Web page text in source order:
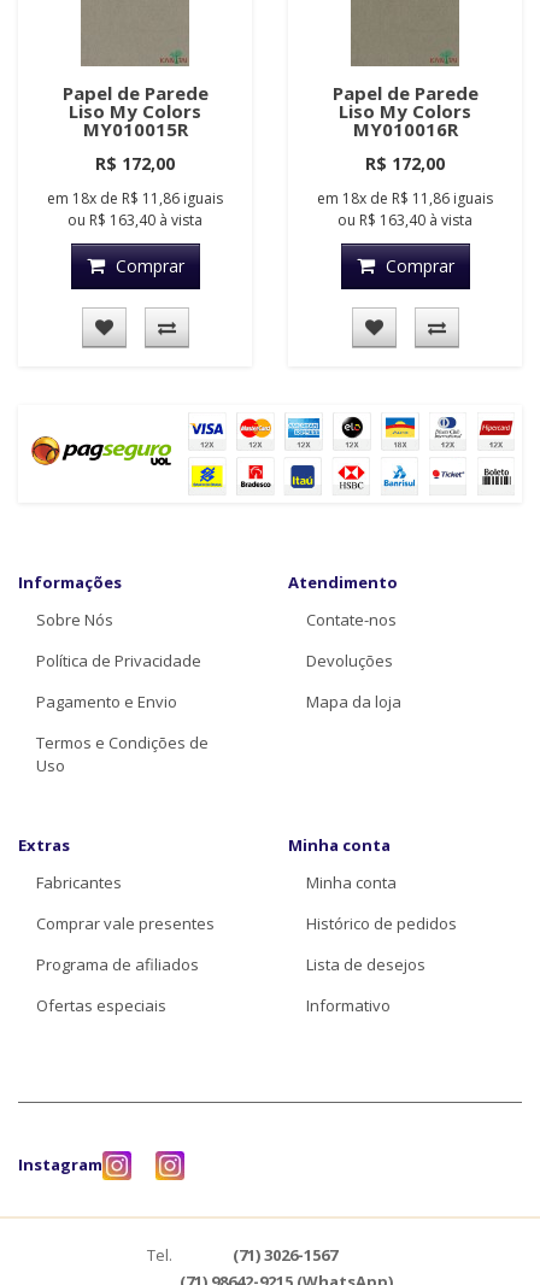
Papel de Parede
Liso My Colors
MY010015R
R$ 172,00
em 18x de R$ 11,86 iguais
ou R$ 163,40 à vista
Comprar
Papel de Parede
Liso My Colors
MY010016R
R$ 172,00
em 18x de R$ 11,86 iguais
ou R$ 163,40 à vista
Comprar
Informações
Sobre Nós
Política de Privacidade
Pagamento e Envio
Termos e Condições de
Uso
Atendimento
Contate-nos
Devoluções
Mapa da loja
Extras
Fabricantes
Comprar vale presentes
Programa de afiliados
Ofertas especiais
Minha conta
Minha conta
Histórico de pedidos
Lista de desejos
Informativo
Instagram
Tel.
(71) 3026-1567